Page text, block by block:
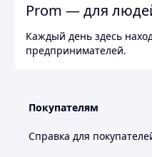
Prom — для
Каждый день здесь
предпринимателей.
Покупателям
Справка для